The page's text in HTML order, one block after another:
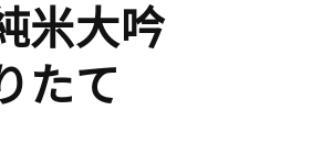
米大吟
たて